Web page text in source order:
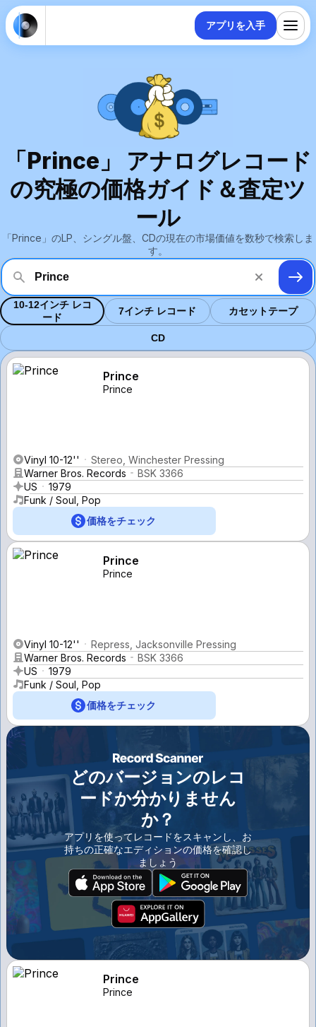
アプリを入手
「Prince」 アナログレコード
の究極の価格ガイド＆査定ツ
ール
「Prince」のLP、シングル盤、CDの現在の市場価値を数秒で検索しま
す。
10-12インチ レコ
ード
7インチ レコード カセットテープ
CD
Prince
Prince
Vinyl 10-12''
Stereo, Winchester Pressing
Warner Bros. Records
BSK 3366
US
1979
Funk / Soul, Pop
価格をチェック
Prince
Prince
Vinyl 10-12''
Repress, Jacksonville Pressing
Warner Bros. Records
BSK 3366
US
1979
Funk / Soul, Pop
価格をチェック
どのバージョンのレコ
ードか分かりません
か？
アプリを使ってレコードをスキャンし、お
持ちの正確なエディションの価格を確認し
ましょう
Prince
Prince